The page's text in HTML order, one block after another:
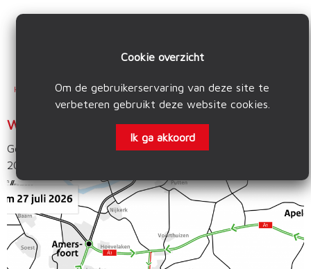
Cookie overzicht
Om de gebruikerservaring van deze site te
verbeteren gebruikt deze website cookies
Ik ga akkoord
Home Nieuwsbericht Algemeen nieuws Werkzaamheden A30 Fase 2
Werkzaamheden A30 Fase 2
Geschreven door Van Hamersveld LMB op
2026